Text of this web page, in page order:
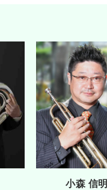
小森 信明